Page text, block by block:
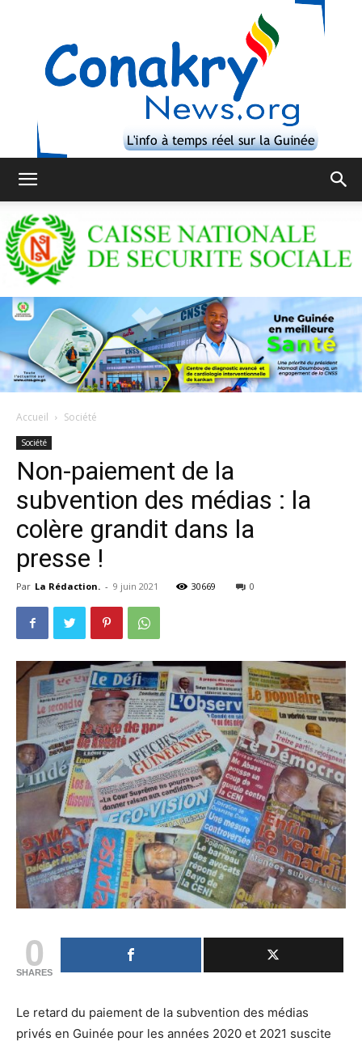
Accueil Société
Société
Non-paiement de la
subvention des médias : la
colère grandit dans la
presse !
Par La Rédaction. - 9 juin 2021 30669 0
0
SHARES
Le retard du paiement de la subvention des médias
privés en Guinée pour les années 2020 et 2021 suscite